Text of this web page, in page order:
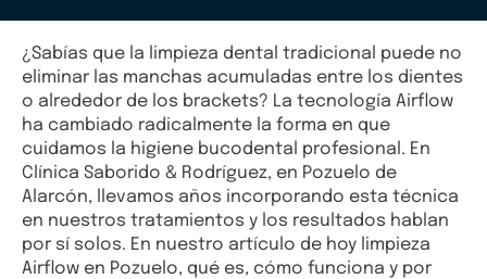
¿Sabías que la limpieza dental tradicional puede no
eliminar las manchas acumuladas entre los dientes
o alrededor de los brackets? La tecnología Airflow
ha cambiado radicalmente la forma en que
cuidamos la higiene bucodental profesional. En
Clínica Saborido & Rodríguez, en Pozuelo de
Alarcón, llevamos años incorporando esta técnica
en nuestros tratamientos y los resultados hablan
por sí solos. En nuestro artículo de hoy limpieza
Airflow en Pozuelo, qué es, cómo funciona y por